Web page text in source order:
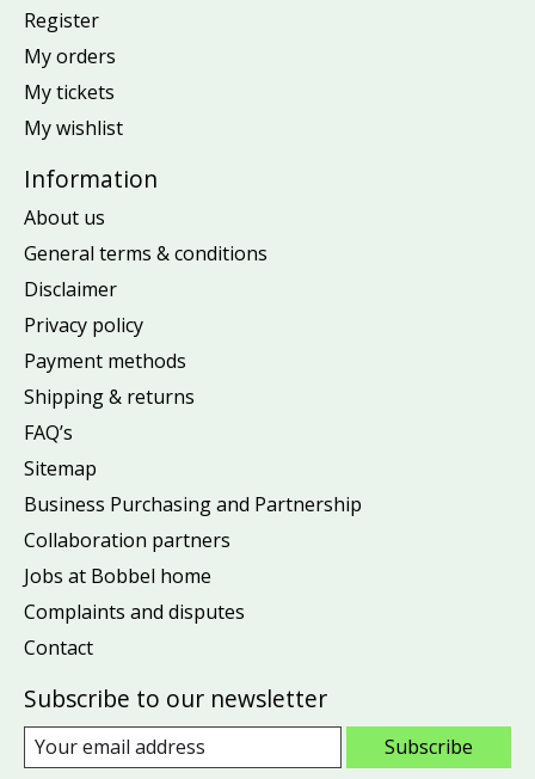
Register
My orders
My tickets
My wishlist
Information
About us
General terms & conditions
Disclaimer
Privacy policy
Payment methods
Shipping & returns
FAQ’s
Sitemap
Business Purchasing and Partnership
Collaboration partners
Jobs at Bobbel home
Complaints and disputes
Contact
Subscribe to our newsletter
Subscribe